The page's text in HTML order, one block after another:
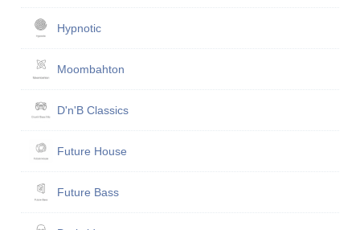
Hypnotic
Moombahton
D'n'B Classics
Future House
Future Bass